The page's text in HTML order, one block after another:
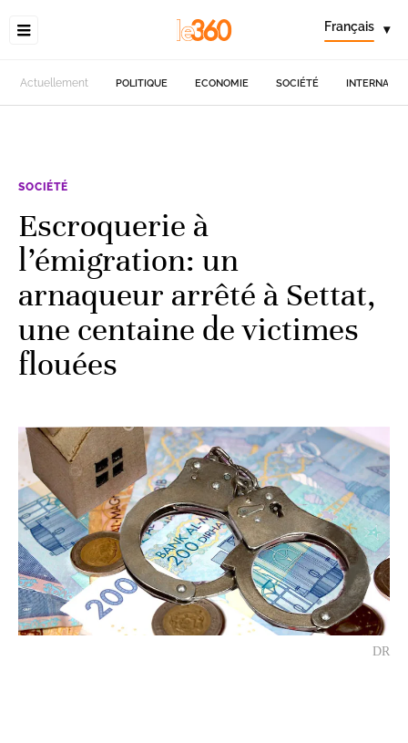
Français ▾
Actuellement POLITIQUE ECONOMIE SOCIÉTÉ
SOCIÉTÉ
Escroquerie à
l’émigration: un
arnaqueur arrêté à Settat,
une centaine de victimes
flouées
DR